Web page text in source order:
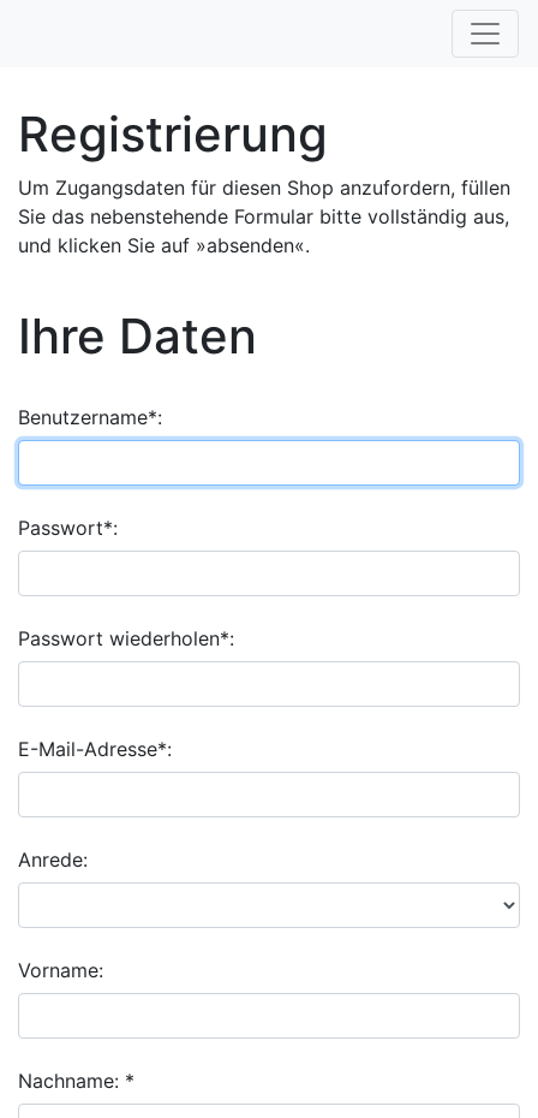
Registrierung
Um Zugangsdaten für diesen Shop anzufordern, füllen
Sie das nebenstehende Formular bitte vollständig aus,
und klicken Sie auf »absenden«.
Ihre Daten
Benutzername*:
Passwort*:
Passwort wiederholen*:
E-Mail-Adresse*:
Anrede:
Vorname:
Nachname: *